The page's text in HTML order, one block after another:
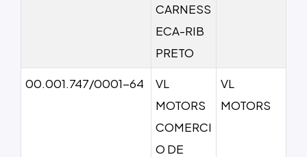
CARNESS
ECA-RIB
PRETO
00.001.747/0001-64
VL
MOTORS
COMERCI
O DE
VL
MOTORS